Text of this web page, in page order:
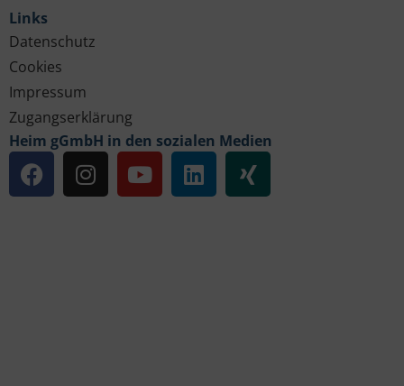
Links
Datenschutz
Cookies
Impressum
Zugangserklärung
Heim gGmbH in den sozialen Medien